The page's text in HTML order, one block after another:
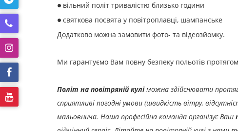
● вільний політ тривалістю близько години
● святкова посвята у повітроплавці, шампанське
Додатково можна замовити фото- та відеозйомку.
Ми гарантуємо Вам повну безпеку польотів
Політ на повітряній куліможна здійснювати
сприятливі погодні умови (швидкість вітру,
мальовнича. Наша професійна команда організує Ваш